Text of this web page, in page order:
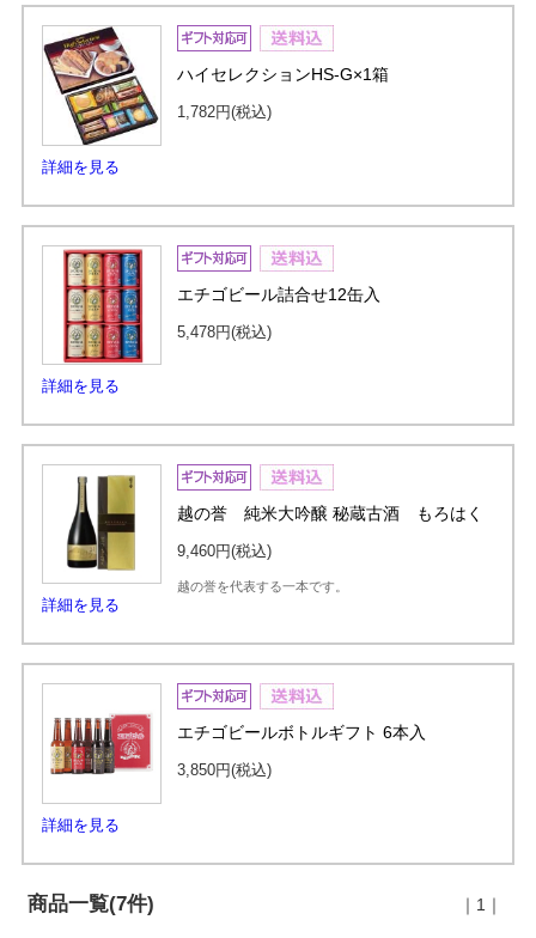
詳細を見る
ハイセレクションHS-G×1箱
1,782円(税込)
詳細を見る
エチゴビール詰合せ12缶入
5,478円(税込)
詳細を見る
越の誉 純米大吟醸 秘蔵古酒 もろはく
9,460円(税込)
越の誉を代表する一本です。
詳細を見る
エチゴビールボトルギフト 6本入
3,850円(税込)
商品一覧(7件) ｜1｜